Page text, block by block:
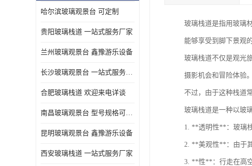
哈尔滨玻璃观景台 可定制
贵阳玻璃栈道 一站式服务厂家
兰州玻璃观景台 鑫豫游乐设备
长沙玻璃观景台 一站式服务厂家
合肥玻璃栈道 欢迎来电详谈
南昌玻璃观景台 型号规格可定制
昆明玻璃观景台 鑫豫游乐设备
西安玻璃栈道 一站式服务厂家
玻璃栈道是指用玻璃
能够享受到脚下景观
玻璃栈道不仅是观光
摄影机会和冒险体验。
不过，由于这种栈道
玻璃栈道是一种以玻
1. **透明性**：玻璃
2. **美观性**：由于
3. **性**：行走在高